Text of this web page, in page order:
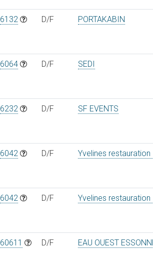
6132 D/F PORTAKABIN
6064 D/F SEDI
6232 D/F SF EVENTS
6042 D/F Yvelines restauration
6042 D/F Yvelines restauration
60611 D/F EAU OUEST